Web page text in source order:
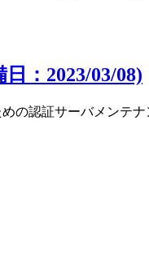
：2023/03/08)
認証サーバメンテ